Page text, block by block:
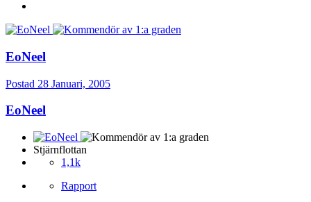
EoNeel
Postad 28 Januari, 2005
EoNeel
Stjärnflottan
1,1k
Rapport